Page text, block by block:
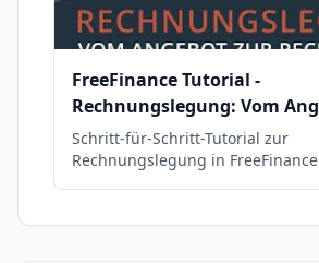
FreeFinance Tutorial -
Rechnungslegung: Vom
Rechnung
Schritt-für-Schritt-Tutorial zur
Rechnungslegung in